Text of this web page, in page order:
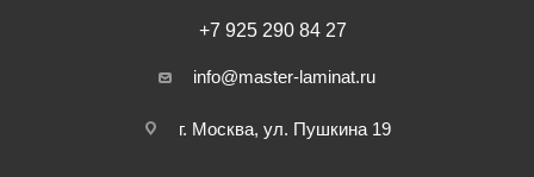
+7 925 290 84 27
info@master-laminat.ru
г. Москва, ул. Пушкина 19